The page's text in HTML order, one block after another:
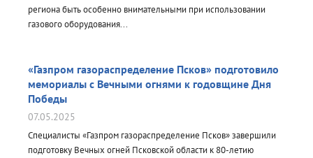
региона быть особенно внимательными при использовании
газового оборудования...
«Газпром газораспределение Псков» подготовило
мемориалы с Вечными огнями к годовщине Дня
Победы
07.05.2025
Специалисты «Газпром газораспределение Псков» завершили
подготовку Вечных огней Псковской области к 80-летию